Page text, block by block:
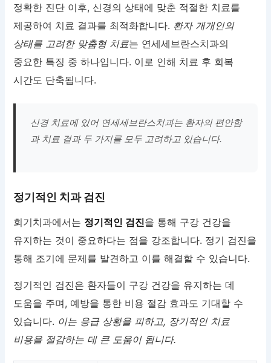
정확한 진단 이후, 신경의 상태에 맞춘 적절한 치료를
제공하여 치료 결과를 최적화합니다. 환자 개개인의
상태를 고려한 맞춤형 치료는 연세세브란스치과의
중요한 특징 중 하나입니다. 이로 인해 치료 후 회복
시간도 단축됩니다.
신경 치료에 있어 연세세브란스치과는 환자의 편안함
과 치료 결과 두 가지를 모두 고려하고 있습니다.
정기적인 치과 검진
회기치과에서는 정기적인 검진을 통해 구강 건강을
유지하는 것이 중요하다는 점을 강조합니다. 정기 검진을
통해 조기에 문제를 발견하고 이를 해결할 수 있습니다.
정기적인 검진은 환자들이 구강 건강을 유지하는 데
도움을 주며, 예방을 통한 비용 절감 효과도 기대할 수
있습니다. 이는 응급 상황을 피하고, 장기적인 치료
비용을 절감하는 데 큰 도움이 됩니다.